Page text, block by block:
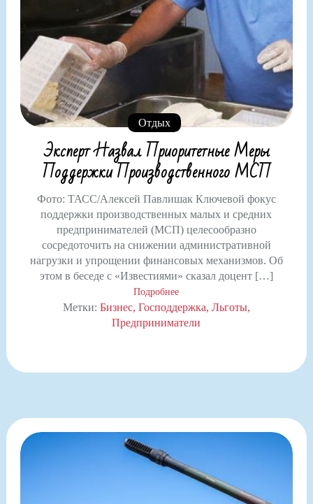
Отдых
Эксперт Назвал Приоритетные Меры
Поддержки Производственного МСП
Фото: ТАСС/Алексей Павлишак Ключевой фокус
поддержки производственных малых и средних
предпринимателей (МСП) целесообразно
сосредоточить на снижении административной
нагрузки и упрощении финансовых механизмов. Об
этом в беседе с «Известиями» сказал доцент […]
Подробнее
Метки: Бизнес Господдержка Льготы
Предприниматели